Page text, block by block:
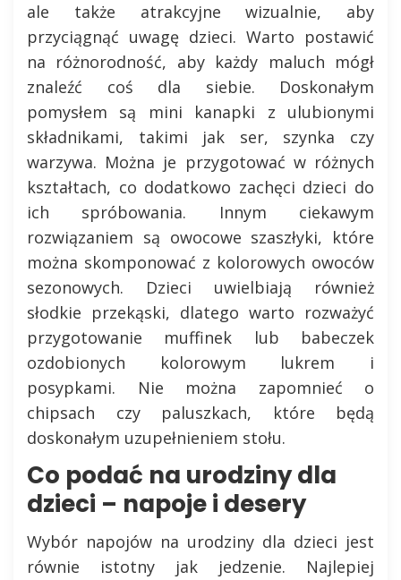
ale także atrakcyjne wizualnie, aby
przyciągnąć uwagę dzieci. Warto postawić
na różnorodność, aby każdy maluch mógł
znaleźć coś dla siebie. Doskonałym
pomysłem są mini kanapki z ulubionymi
składnikami, takimi jak ser, szynka czy
warzywa. Można je przygotować w różnych
kształtach, co dodatkowo zachęci dzieci do
ich spróbowania. Innym ciekawym
rozwiązaniem są owocowe szaszłyki, które
można skomponować z kolorowych owoców
sezonowych. Dzieci uwielbiają również
słodkie przekąski, dlatego warto rozważyć
przygotowanie muffinek lub babeczek
ozdobionych kolorowym lukrem i
posypkami. Nie można zapomnieć o
chipsach czy paluszkach, które będą
doskonałym uzupełnieniem stołu.
Co podać na urodziny dla
dzieci – napoje i desery
Wybór napojów na urodziny dla dzieci jest
równie istotny jak jedzenie. Najlepiej